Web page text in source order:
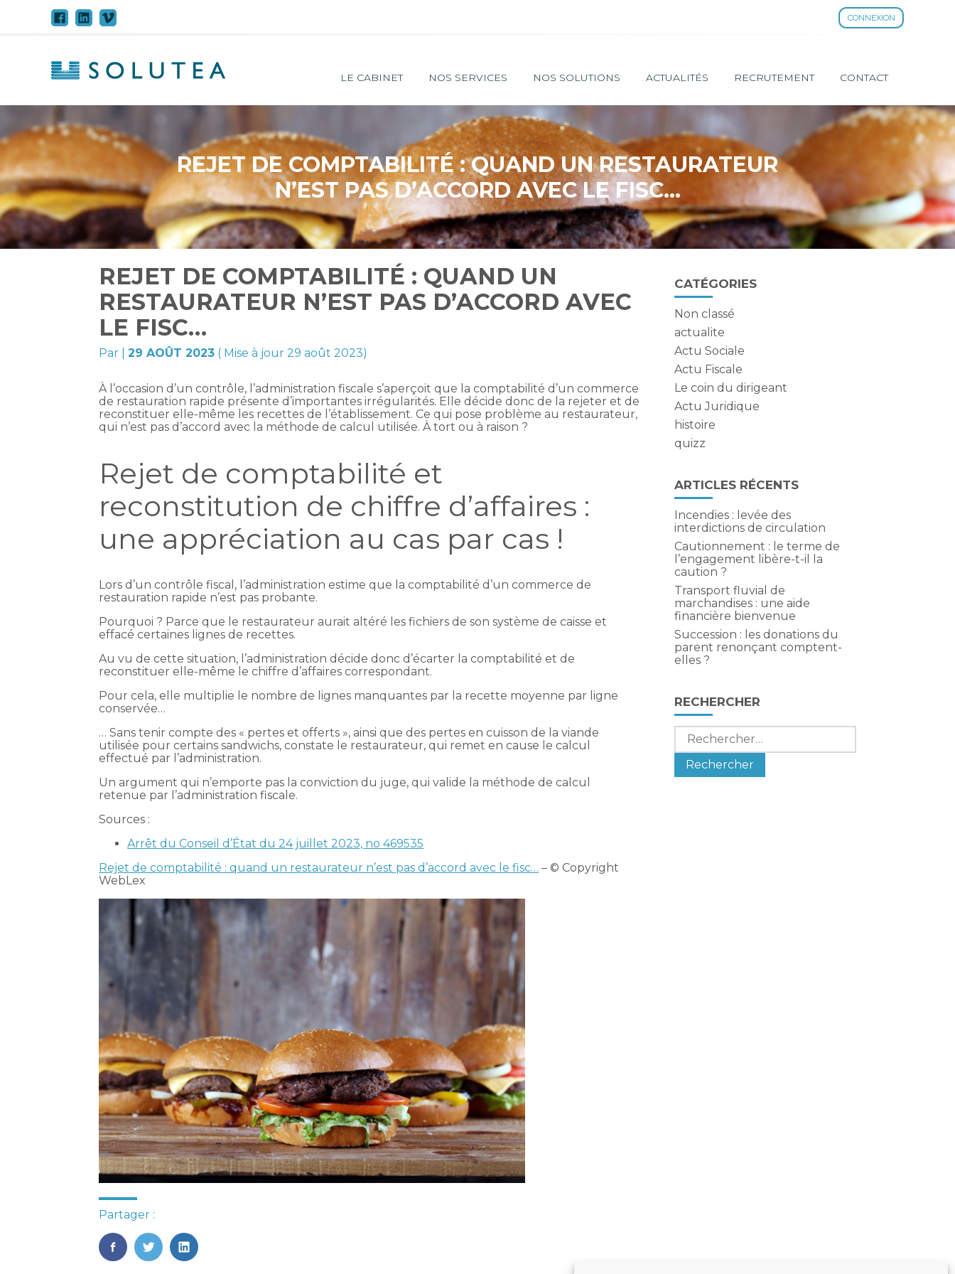
CONNEXION
au
contenu
Principal
LE CABINET NOS SERVICES NOS SOLUTIONS ACTUALITÉS RECRUTEMENT CONTACT
REJET DE COMPTABILITÉ : QUAND UN RESTAURATEUR
N’EST PAS D’ACCORD AVEC LE FISC…
REJET DE COMPTABILITÉ : QUAND UN
RESTAURATEUR N’EST PAS D’ACCORD AVEC
LE FISC…
Par |29 AOÛT 2023 ( Mise à jour 29 août 2023)
À l’occasion d’un contrôle, l’administration fiscale s’aperçoit que la comptabilité d’un commerce
de restauration rapide présente d’importantes irrégularités. Elle décide donc de la rejeter et de
reconstituer elle-même les recettes de l’établissement. Ce qui pose problème au restaurateur,
qui n’est pas d’accord avec la méthode de calcul utilisée. À tort ou à raison ?
Rejet de comptabilité et
reconstitution de chiffre d’affaires :
une appréciation au cas par cas !
Lors d’un contrôle fiscal, l’administration estime que la comptabilité d’un commerce de
restauration rapide n’est pas probante.
Pourquoi ? Parce que le restaurateur aurait altéré les fichiers de son système de caisse et
effacé certaines lignes de recettes.
Au vu de cette situation, l’administration décide donc d’écarter la comptabilité et de
reconstituer elle-même le chiffre d’affaires correspondant.
Pour cela, elle multiplie le nombre de lignes manquantes par la recette moyenne par ligne
conservée…
… Sans tenir compte des « pertes et offerts », ainsi que des pertes en cuisson de la viande
utilisée pour certains sandwichs, constate le restaurateur, qui remet en cause le calcul
effectué par l’administration.
Un argument qui n’emporte pas la conviction du juge, qui valide la méthode de calcul
retenue par l’administration fiscale.
Sources :
Arrêt du Conseil d’État du 24 juillet 2023, no 469535
Rejet de comptabilité : quand un restaurateur n’est pas d’accord avec le fisc… – © Copyright
WebLex
Partager :
FaceBook
TwitterLinkedIn
Blog
sidebar
CATÉGORIES
Non classé
actualite
Actu Sociale
Actu Fiscale
Le coin du dirigeant
Actu Juridique
histoire
quizz
ARTICLES RÉCENTS
Incendies : levée des
interdictions de circulation
Cautionnement : le terme de
l’engagement libère-t-il la
caution ?
Transport fluvial de
marchandises : une aide
financière bienvenue
Succession : les donations du
parent renonçant comptent-
elles ?
RECHERCHER
Rechercher :